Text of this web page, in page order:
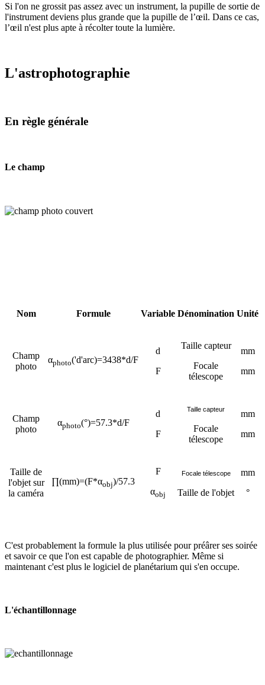
Si l'on ne grossit pas assez avec un instrument, la pupille de sortie de
l'instrument deviens plus grande que la pupille de l’œil. Dans ce cas,
l’œil n'est plus apte à récolter toute la lumière.
L'astrophotographie
En règle générale
Le champ
Nom Formule Variable Dénomination Unité
Champ
photo
αphoto('d'arc)=3438*d/F
d
F
Taille capteur
Focale
télescope
mm
mm
Champ
photo
αphoto(°)=57.3*d/F
d
F
Taille capteur
Focale
télescope
mm
mm
Taille de
l'objet sur
la caméra
∏(mm)=(F*αobj)/57.3
F
αobj
Focale télescope
Taille de l'objet
mm
°
C'est probablement la formule la plus utilisée pour préârer ses soirée
et savoir ce que l'on est capable de photographier. Même si
maintenant c'est plus le logiciel de planétarium qui s'en occupe.
L'échantillonnage